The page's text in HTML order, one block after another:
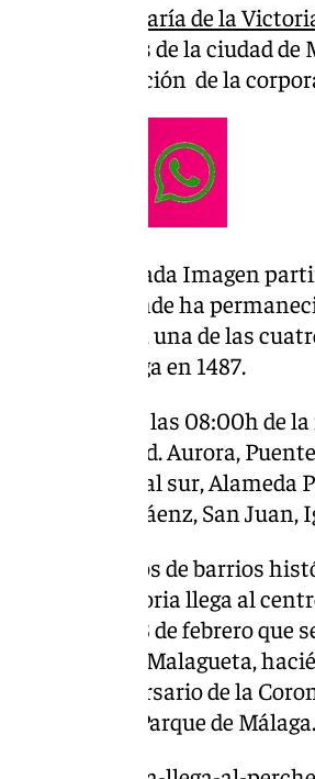
de Santa María de la
siete templos de la ciudad
de la fundación de la
febrero la Sagrada Imagen
Carmen donde ha
Juan Bautista, una de las
de Málaga en 1487.
saldrá a las 08:00h de
Carmen, Avd. Aurora,
Alameda lateral sur,
del Félix Sáenz, San Juan,
visitas a templos de barrios
de la Victoria llega al
sábado 8 de febrero que
el barrio de la Malagueta,
LXXXII aniversario de la
lugar en el Parque de Málaga.